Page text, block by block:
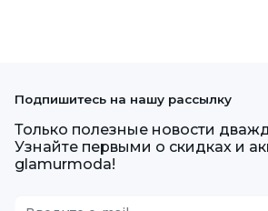
Подпишитесь на нашу рассылку
Только полезные новости
Узнайте первыми о скидках и
glamurmoda!